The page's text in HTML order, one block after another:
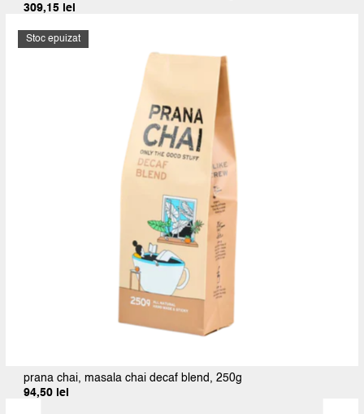
Prețul
a
fost:
309,15 leiPrețul
este:
309,15 lei.
Stoc epuizat
prana chai, masala chai decaf blend, 250g
94,50 lei